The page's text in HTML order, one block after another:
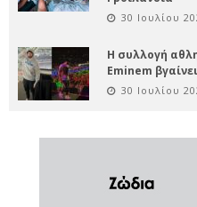
30 Ιουλίου
Η συλλογή
Eminem
30 Ιουλίου